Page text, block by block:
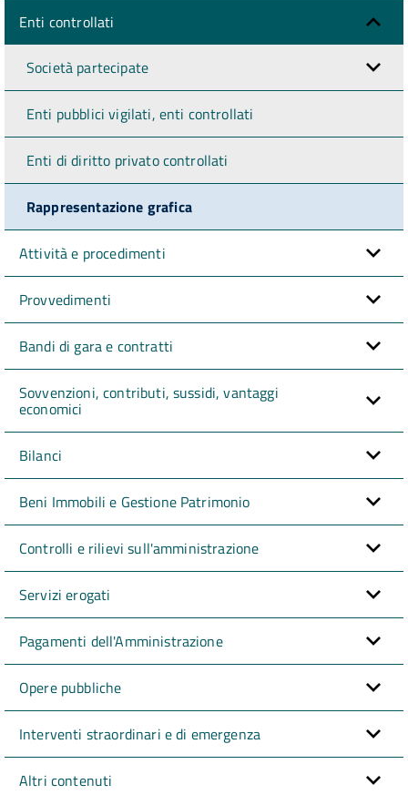
Enti controllati
Società partecipate
Enti pubblici vigilati, enti controllati
Enti di diritto privato controllati
Rappresentazione grafica
Attività e procedimenti
Provvedimenti
Bandi di gara e contratti
Sovvenzioni, contributi, sussidi, vantaggi
economici
Bilanci
Beni Immobili e Gestione Patrimonio
Controlli e rilievi sull'amministrazione
Servizi erogati
Pagamenti dell'Amministrazione
Opere pubbliche
Interventi straordinari e di emergenza
Altri contenuti